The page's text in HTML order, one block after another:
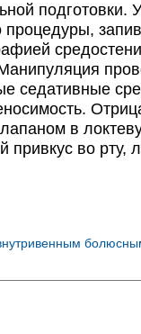
в
во рту,